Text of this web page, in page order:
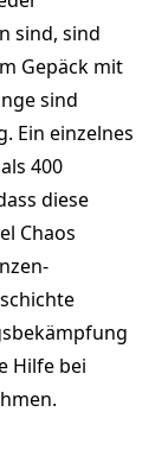
sind, sind
Gepäck mit
sind
Ein einzelnes
400
diese
Chaos
Hilfe bei